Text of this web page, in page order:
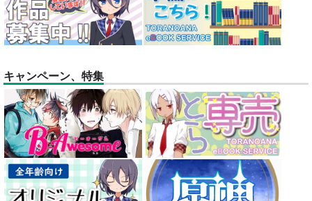
キャンペーン、特集